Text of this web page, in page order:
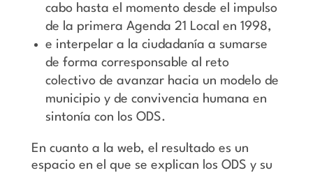
cabo hasta el momento desde el impulso
de la primera Agenda 21 Local en 1998,
e interpelar a la ciudadanía a sumarse
de forma corresponsable al reto
colectivo de avanzar hacia un modelo de
municipio y de convivencia humana en
sintonía con los ODS.
En cuanto a la web, el resultado es un
espacio en el que se explican los ODS y su